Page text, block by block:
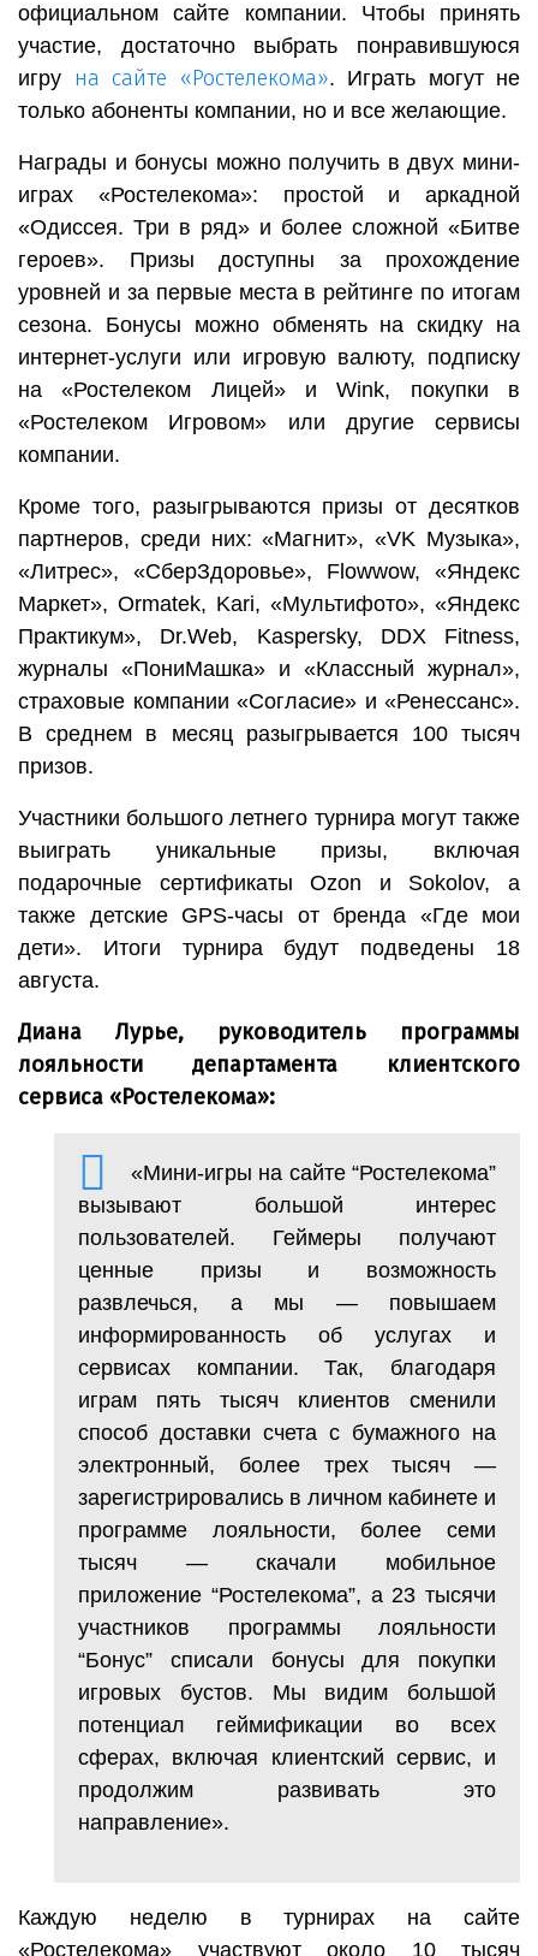
официальном сайте компании. Чтобы принять
участие, достаточно выбрать понравившуюся
игру на сайте «Ростелекома». Играть могут не
только абоненты компании, но и все желающие.
Награды и бонусы можно получить в двух мини-
играх «Ростелекома»: простой и аркадной
«Одиссея. Три в ряд» и более сложной «Битве
героев». Призы доступны за прохождение
уровней и за первые места в рейтинге по итогам
сезона. Бонусы можно обменять на скидку на
интернет-услуги или игровую валюту, подписку
на «Ростелеком Лицей» и Wink, покупки в
«Ростелеком Игровом» или другие сервисы
компании.
Кроме того, разыгрываются призы от десятков
партнеров, среди них: «Магнит», «VK Музыка»,
«Литрес», «СберЗдоровье», Flowwow, «Яндекс
Маркет», Ormatek, Kari, «Мультифото», «Яндекс
Практикум», Dr.Web, Kaspersky, DDX Fitness,
журналы «ПониМашка» и «Классный журнал»,
страховые компании «Согласие» и «Ренессанс».
В среднем в месяц разыгрывается 100 тысяч
призов.
Участники большого летнего турнира могут также
выиграть уникальные призы, включая
подарочные сертификаты Ozon и Sokolov, а
также детские GPS-часы от бренда «Где мои
дети». Итоги турнира будут подведены 18
августа.
Диана Лурье, руководитель программы
лояльности департамента клиентского
сервиса «Ростелекома»:
«Мини-игры на сайте “Ростелекома”
вызывают большой интерес
пользователей. Геймеры получают
ценные призы и возможность
развлечься, а мы — повышаем
информированность об услугах и
сервисах компании. Так, благодаря
играм пять тысяч клиентов сменили
способ доставки счета с бумажного на
электронный, более трех тысяч —
зарегистрировались в личном кабинете и
программе лояльности, более семи
тысяч — скачали мобильное
приложение “Ростелекома”, а 23 тысячи
участников программы лояльности
“Бонус” списали бонусы для покупки
игровых бустов. Мы видим большой
потенциал геймификации во всех
сферах, включая клиентский сервис, и
продолжим развивать это
направление».
Каждую неделю в турнирах на сайте
«Ростелекома» участвуют около 10 тысяч